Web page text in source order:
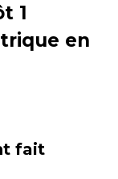
1
en
fait